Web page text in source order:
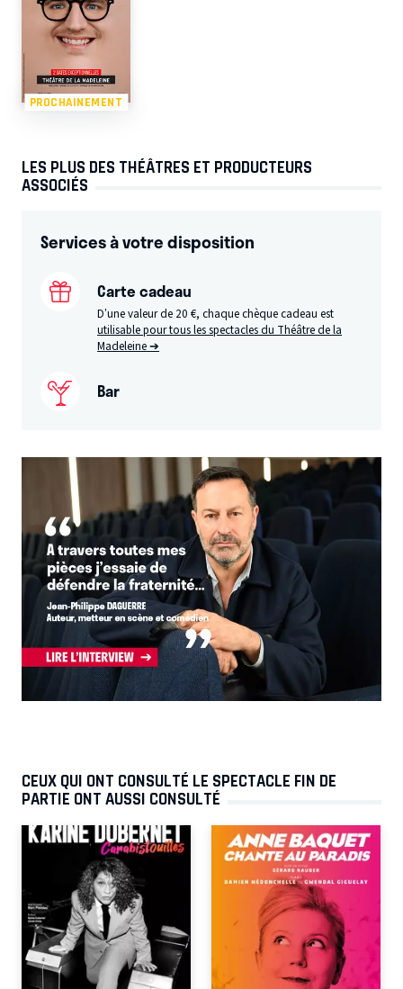
PROCHAINEMENT
LES PLUS DES THÉÂTRES ET PRODUCTEURS
ASSOCIÉS
Services à votre disposition
Carte cadeau
D’une valeur de 20 €, chaque chèque cadeau est
utilisable pour tous les spectacles du Théâtre de la
Madeleine ➔
Bar
CEUX QUI ONT CONSULTÉ LE SPECTACLE FIN DE
PARTIE ONT AUSSI CONSULTÉ